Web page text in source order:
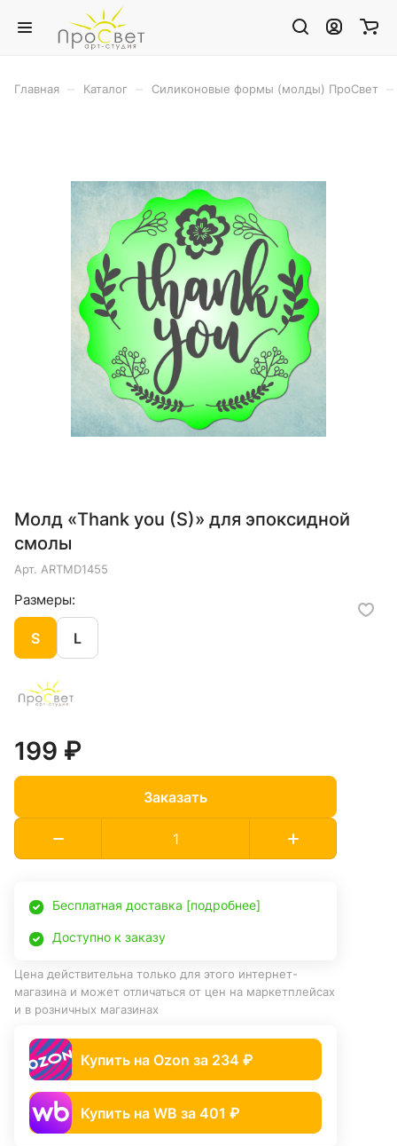
Главная Каталог Силиконовые формы (молды) ПроСвет
Молд «Thank you (S)» для эпоксидной
смолы
Арт. ARTMD1455
Размеры:
S L
199 ₽
Заказать
Бесплатная доставка [подробнее]
Доступно к заказу
Цена действительна только для этого интернет-
магазина и может отличаться от цен на маркетплейсах
и в розничных магазинах
Купить на Ozon за 234 ₽
Купить на WB за 401 ₽